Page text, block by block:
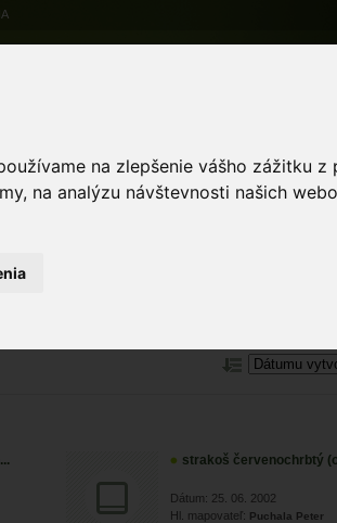
na zlepšenie vášho zážitku
na analýzu návštevnosti našich
Zoologické záznamy
strakoš červenochrbtý
Dátum: 25. 06. 2002
Hl. mapovateľ: Puchala Peter